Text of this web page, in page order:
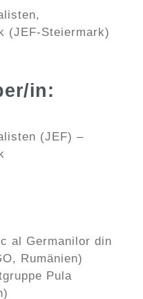
(JEF-Steiermark)
in:
(JEF) –
al Germanilor din
Rumänien)
Pula